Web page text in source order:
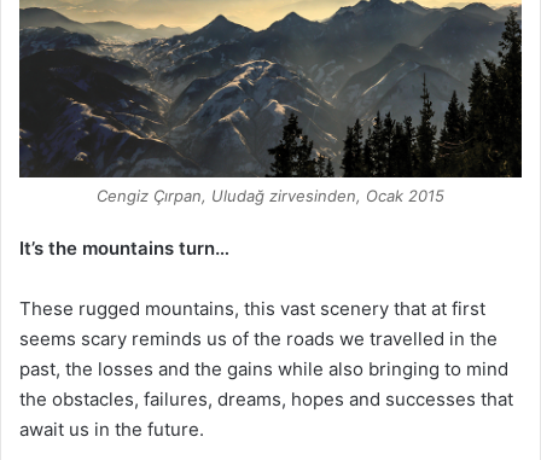
Cengiz Çırpan, Uludağ zirvesinden, Ocak 2015
It’s the mountains turn…
These rugged mountains, this vast scenery that at first
seems scary reminds us of the roads we travelled in the
past, the losses and the gains while also bringing to mind
the obstacles, failures, dreams, hopes and successes that
await us in the future.